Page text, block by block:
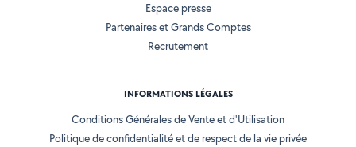
Espace presse
Partenaires et Grands Comptes
Recrutement
INFORMATIONS LÉGALES
Conditions Générales de Vente et d'Utilisation
Politique de confidentialité et de respect de la vie privée